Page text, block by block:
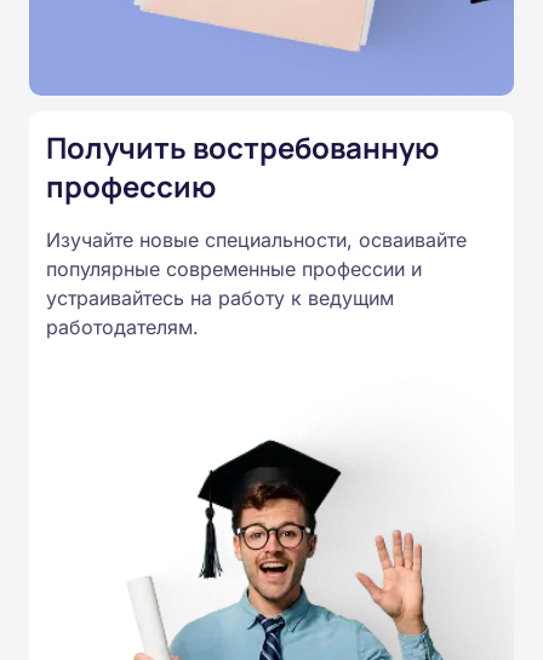
Министерства образования.
Подготовка ведется по всем
России от 14.07.2023 N 534 в
соответствии с Федеральными
образовательными стандартами
профессионального образования.
Удостоверения и дипломы о
Получить востребованную
профессию
Изучайте новые специальности, осваивайте
популярные современные профессии и
устраивайтесь на работу к ведущим
работодателям.